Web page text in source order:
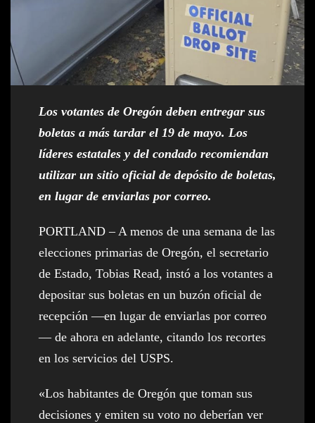
Los votantes de Oregón deben entregar sus
boletas a más tardar el 19 de mayo. Los
líderes estatales y del condado recomiendan
utilizar un sitio oficial de depósito de boletas,
en lugar de enviarlas por correo.
PORTLAND – A menos de una semana de las
elecciones primarias de Oregón, el secretario
de Estado, Tobias Read, instó a los votantes a
depositar sus boletas en un buzón oficial de
recepción —en lugar de enviarlas por correo
— de ahora en adelante, citando los recortes
en los servicios del USPS.
«Los habitantes de Oregón que toman sus
decisiones y emiten su voto no deberían ver